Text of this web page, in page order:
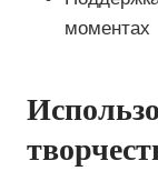
моментах